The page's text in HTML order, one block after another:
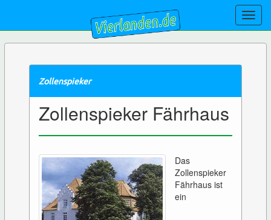
Zollenspieker
Zollenspieker Fährhaus
Das
Zollenspieker
Fährhaus ist
ein